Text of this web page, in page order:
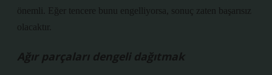
önemli. Eğer tencere bunu engelliyorsa, sonuç zaten başarısız
olacaktır.
Ağır parçaları dengeli dağıtmak